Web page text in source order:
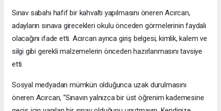
Sınav sabahı hafif bir kahvaltı yapılmasını öneren Acırcan,
adayların sınava girecekleri okulu önceden görmelerinin faydalı
olacağını ifade etti. Acırcan ayrıca giriş belgesi, kimlik, kalem ve
silgi gibi gerekli malzemelerin önceden hazırlanmasını tavsiye
etti.
Sosyal medyadan mümkün olduğunca uzak durulmasını
öneren Acırcan, “Sınavın yalnızca bir üst öğrenim kademesine